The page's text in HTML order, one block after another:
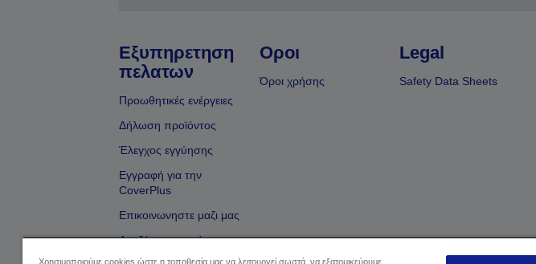
Εξυπηρετηση
πελατων
Προωθητικές ενέργειες
Δήλωση προϊόντος
Έλεγχος εγγύησης
Εγγραφή για την
CoverPlus
Επικοινωνηστε μαζι μας
Αναζήτηση εμπόρου
Οροι
Όροι χρήσης
Legal
Safety Data Sheets
Χρησιμοποιούμε cookies ώστε η τοποθεσία μας να λειτουργεί σωστά, να εξατομικεύουμε